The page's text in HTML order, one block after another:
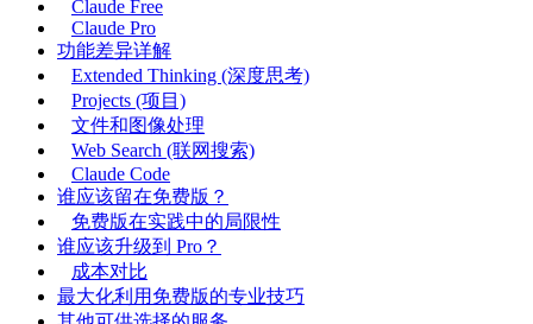
Claude Free
Claude Pro
功能差异详解
Extended Thinking (深度思考)
Projects (项目)
文件和图像处理
Web Search (联网搜索)
Claude Code
谁应该留在免费版？
免费版在实践中的局限性
谁应该升级到 Pro？
成本对比
最大化利用免费版的专业技巧